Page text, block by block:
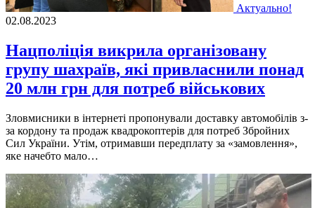
Актуально!
02.08.2023
Нацполіція викрила організовану
групу шахраїв, які привласнили понад
20 млн грн для потреб військових
Зловмисники в iнтернетi пропонували доставку автомобiлiв з-
за кордону та продаж квадрокоптерiв для потреб Збройних
Сил України. Утiм, отримавши передплату за «замовлення»,
яке начебто мало…